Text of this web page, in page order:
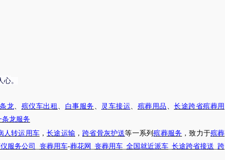
心。
龙 殡仪车出租 白事服务 灵车接运 殡葬用品
长途跨省殡葬用
条龙服务
人转运用车，长途运输 ，跨省骨灰护送等一系列殡葬服务 ，致力于殡葬
服务公司 丧葬用车-葬花网 丧葬用车_ 全国就近派车_ 长途跨省接送 _跨